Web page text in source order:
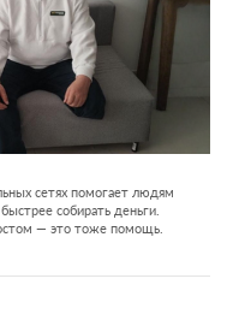
сетях помогает людям
собирать деньги.
— это тоже помощь.